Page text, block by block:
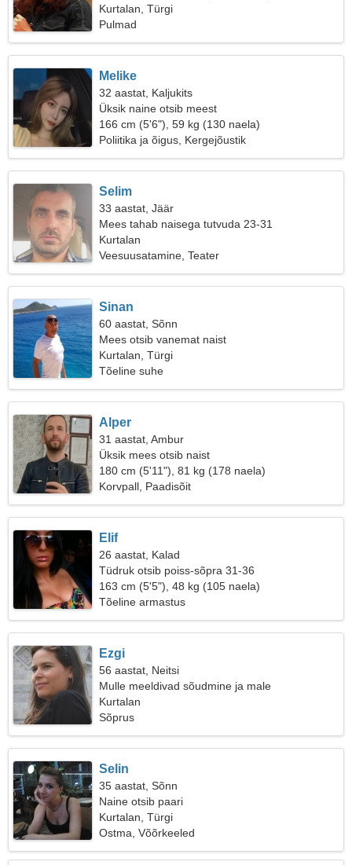
Kurtalan, Türgi
Pulmad
Melike
32 aastat, Kaljukits
Üksik naine otsib meest
166 cm (5'6"), 59 kg (130 naela)
Poliitika ja õigus, Kergejõustik
Selim
33 aastat, Jäär
Mees tahab naisega tutvuda 23-31
Kurtalan
Veesuusatamine, Teater
Sinan
60 aastat, Sõnn
Mees otsib vanemat naist
Kurtalan, Türgi
Tõeline suhe
Alper
31 aastat, Ambur
Üksik mees otsib naist
180 cm (5'11"), 81 kg (178 naela)
Korvpall, Paadisõit
Elif
26 aastat, Kalad
Tüdruk otsib poiss-sõpra 31-36
163 cm (5'5"), 48 kg (105 naela)
Tõeline armastus
Ezgi
56 aastat, Neitsi
Mulle meeldivad sõudmine ja male
Kurtalan
Sõprus
Selin
35 aastat, Sõnn
Naine otsib paari
Kurtalan, Türgi
Ostma, Võõrkeeled